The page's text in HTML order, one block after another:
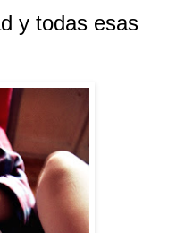
y todas esas